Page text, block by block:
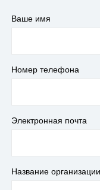
Ваше имя
Номер телефона
Электронная почта
Название